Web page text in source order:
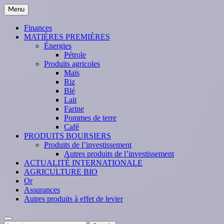
Skip
to
content
Menu
Finances
MATIÈRES PREMIÈRES
Énergies
Pétrole
Produits agricoles
Maïs
Riz
Blé
Lait
Farine
Pommes de terre
Café
PRODUITS BOURSIERS
Produits de l’investissement
Autres produits de l’investissement
ACTUALITÉ INTERNATIONALE
AGRICULTURE BIO
Or
Assurances
Autres produits à effet de levier
Search